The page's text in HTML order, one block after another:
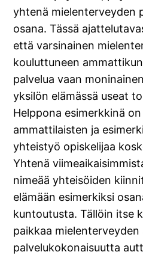
yhtenä mielenterveyden
osana. Tässä
että varsinainen
kouluttuneen
palvelua vaan
yksilön elämässä useat
Helppona esimerkkinä
ammattilaisten ja
yhteistyö opiskelijaa
Yhtenä
nimeää yhteisöiden
elämään esimerkiksi
kuntoutusta. Tällöin itse
paikkaa mielenterveyden
palvelukokonaisuutta